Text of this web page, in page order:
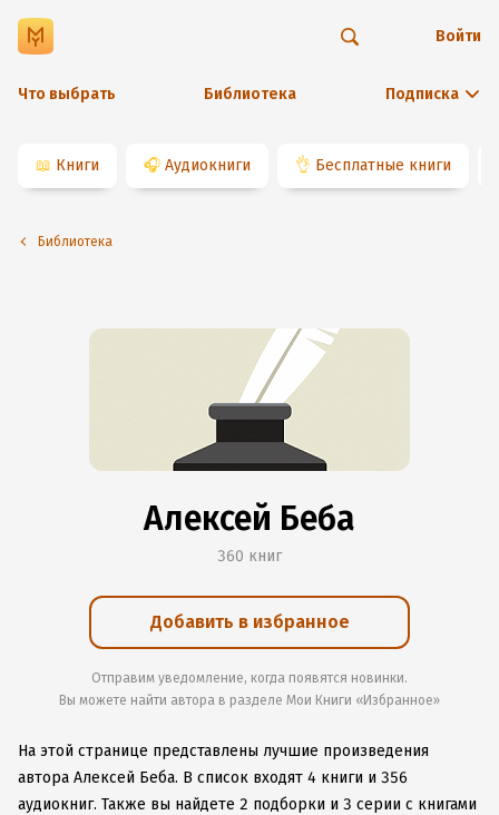
Что выбрать Библиотека Подписка
Войти
📖 Книги 🎧 Аудиокниги 👌 Бесплатные книги
Библиотека
Алексей Беба
360 книг
Добавить в избранное
Отправим уведомление, когда появятся новинки.
Вы можете найти автора в разделе Мои Книги «Избранное»
На этой странице представлены лучшие произведения
автора Алексей Беба. В список входят 4 книги и 356
аудиокниг. Также вы найдете 2 подборки и 3 серии с книгами